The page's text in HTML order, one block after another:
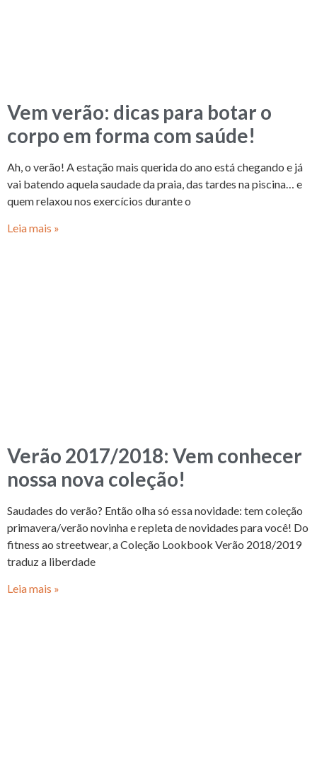
Vem verão: dicas para botar o
corpo em forma com saúde!
Ah, o verão! A estação mais querida do ano está chegando e já
vai batendo aquela saudade da praia, das tardes na piscina… e
quem relaxou nos exercícios durante o
Leia mais »
Verão 2017/2018: Vem conhecer
nossa nova coleção!
Saudades do verão? Então olha só essa novidade: tem coleção
primavera/verão novinha e repleta de novidades para você! Do
fitness ao streetwear, a Coleção Lookbook Verão 2018/2019
traduz a liberdade
Leia mais »